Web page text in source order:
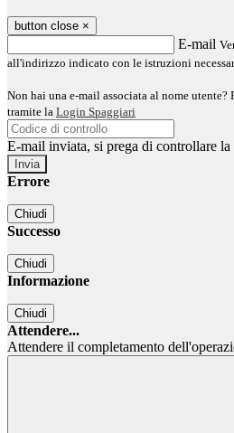
button close ×
E-mail
all'indirizzo indicato con le istruzioni
Non hai una e-mail associata al nome utente?
tramite la Login Spaggiari
E-mail inviata, si prega di controllare la
Errore
Chiudi
Successo
Chiudi
Informazione
Chiudi
Attendere...
Attendere il completamento